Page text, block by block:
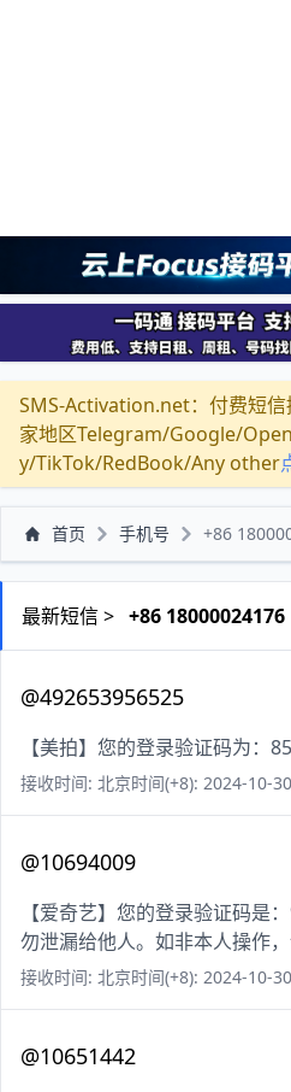
SMS-Activation.net：付费短
家地区Telegram/Google/
y/TikTok/RedBook/Any other
首页 手机号 +86
最新短信 > +86 18000024176
@492653956525
【美拍】您的登录验证码为：
接收时间: 北京时间(+8): 2024-10-
@10694009
【爱奇艺】您的登录验证码是
勿泄漏给他人。如非本人操作，
接收时间: 北京时间(+8): 2024-10-
@10651442